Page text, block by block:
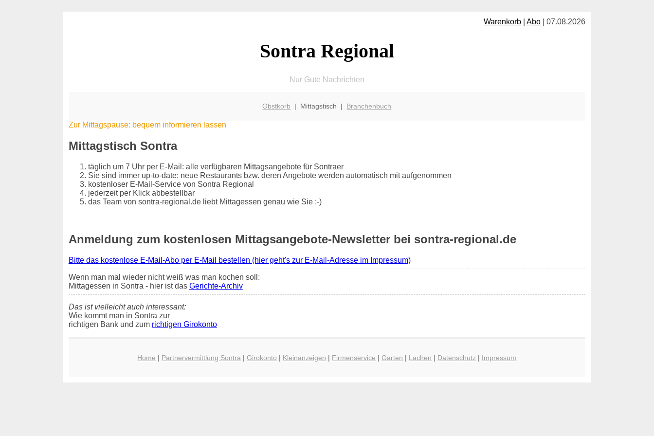
Warenkorb |Abo | 07.08.2026
Sontra Regional
Nur Gute Nachrichten
Obstkorb | Mittagstisch | Branchenbuch
Zur Mittagspause: bequem informieren lassen
Mittagstisch Sontra
täglich um 7 Uhr per E-Mail: alle verfügbaren Mittagsangebote für Sontraer
Sie sind immer up-to-date: neue Restaurants bzw. deren Angebote werden automatisch mit aufgenommen
kostenloser E-Mail-Service von Sontra Regional
jederzeit per Klick abbestellbar
das Team von sontra-regional.de liebt Mittagessen genau wie Sie :-)
Anmeldung zum kostenlosen Mittagsangebote-Newsletter bei sontra-regional.de
Bitte das kostenlose E-Mail-Abo per E-Mail bestellen (hier geht's zur E-Mail-Adresse im Impressum)
Wenn man mal wieder nicht weiß was man kochen soll:
Mittagessen in Sontra - hier ist das Gerichte-Archiv
Das ist vielleicht auch interessant:
Wie kommt man in Sontra zur
richtigen Bank und zum richtigen Girokonto
Home | Partnervermittlung Sontra |Girokonto | Kleinanzeigen | Firmenservice |Garten | Lachen | Datenschutz | Impressum